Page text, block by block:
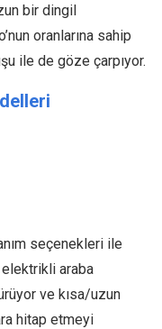
bir dingil
oranlarına sahip
ile de göze çarpıyor.
seçenekleri ile
araba
ve kısa/uzun
hitap etmeyi